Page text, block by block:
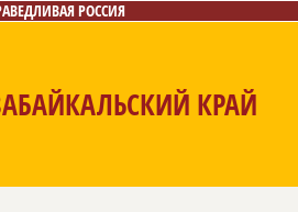
РОССИЯ
КРАЙ